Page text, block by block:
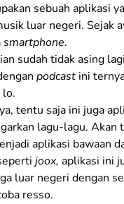
sebuah aplikasi
luar negeri. Sejak
smartphone.
sudah tidak asing
podcast ini
lo.
tentu saja ini juga
lagu-lagu.
aplikasi bawaan
joox, aplikasi ini
luar negeri dengan
resso.